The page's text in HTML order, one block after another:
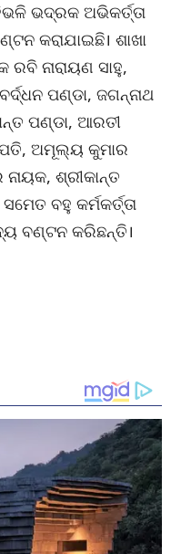
ଭଦ୍ରକ ଅଭିକର୍ତ୍ତା
କରାଯାଇଛି। ଶାଖା
ରବି ନାରାୟଣ ସାହୁ,
ପଣ୍ଡା, ଜଗନ୍ନାଥ
ପଣ୍ଡା, ଆରତୀ
ଅମୂଲ୍ୟ କୁମାର
ନାୟକ, ଶ୍ରୀକାନ୍ତ
ବହୁ କର୍ମକର୍ତ୍ତା
ବଣ୍ଟନ କରିଛନ୍ତି।